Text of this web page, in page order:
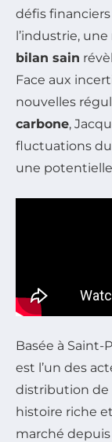
défis
l’industrie, une
bilan sain
Face aux
nouvelles
carbone,
fluctuations
une
Basée à Saint-
est l’un des
distribution de
histoire riche
marché depuis